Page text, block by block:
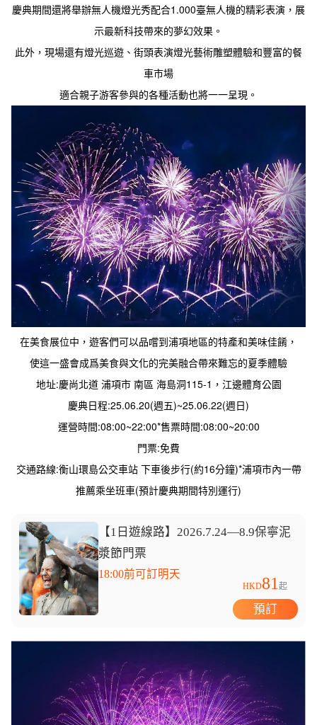
慶典期間還將舉辦無人機燈光秀配合1.000臺無人機的精彩表演，展
示最新科技帶來的夢幻效果。
此外，現場還有燈光巡遊、街頭表演燈光藝術雕塑體驗和豐富的餐
車市場
適合親子游客參與的各種活動也將一一呈現。
在美食展位中，遊客們可以品嚐到浦項地區的特產和美味佳餚，
使這一盛會成爲美食與文化的完美融合帶來難忘的夏季體驗
地址:慶尚北道 浦項市 南區 海島洞115-1，江邊體育公園
慶典日程:25.06.20(週五)~25.06.22(週日)
運營時間:08:00~22:00*售票時間:08:00~20:00
門票:免費
交通路線:衡山環島公交車站 下車後步行(約16分鐘)*浦項市內一帶
推薦乘坐班車(預計慶典期間特別運行)
【1日遊線路】2026.7.24—8.9保寧泥
漿節門票
18:00前可訂明天
HKD81起
預訂